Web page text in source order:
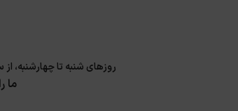
ما
روزهای شنبه تا چهارشنبه، از ساعت 9 الی 17 و پنجشنبه 9 الی 14 پاسخگوی